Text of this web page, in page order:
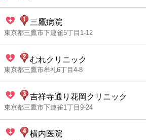
三鷹病院
東京都三鷹市下連雀5丁目1-12
むれクリニック
東京都三鷹市牟礼6丁目4-8
吉祥寺通り花岡クリニック
東京都三鷹市下連雀1丁目9-24
横内医院